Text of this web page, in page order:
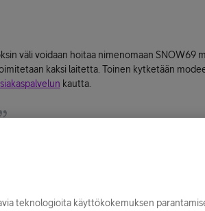
väli voidaan hoitaa nimenomaan SNOW69
kaksi laitetta. Toinen kytketään
kautta.
teknologioita käyttökokemuksen